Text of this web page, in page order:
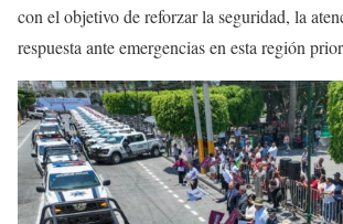
con el objetivo de reforzar la seguridad, la
respuesta ante emergencias en esta región